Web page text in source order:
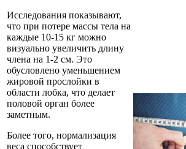
Исследования показывают,
что при потере массы тела на
каждые 10-15 кг можно
визуально увеличить длину
члена на 1-2 см. Это
обусловлено уменьшением
жировой прослойки в
области лобка, что делает
половой орган более
заметным.
Более того, нормализация
веса способствует